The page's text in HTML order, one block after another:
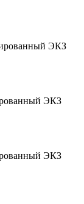
ЭКЗ
ЭКЗ
ЭКЗ